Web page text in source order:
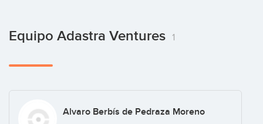
Equipo Adastra Ventures 1
Alvaro Berbís de Pedraza Moreno